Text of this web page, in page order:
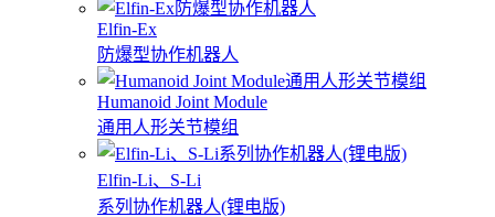
Elfin-Ex
防爆型协作机器人
Humanoid Joint Module
通用人形关节模组
Elfin-Li、S-Li
系列协作机器人(锂电版)